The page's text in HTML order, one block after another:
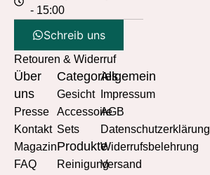
- 15:00
Schreib uns
Retouren & Widerruf
Über
uns
Presse
Kontakt
Magazin
FAQ
Categories
Gesicht
Accessoire
Sets
Produkte
Reinigung
Allgemein
Impressum
AGB
Datenschutzerklärung
Widerrufsbelehrung
Versand